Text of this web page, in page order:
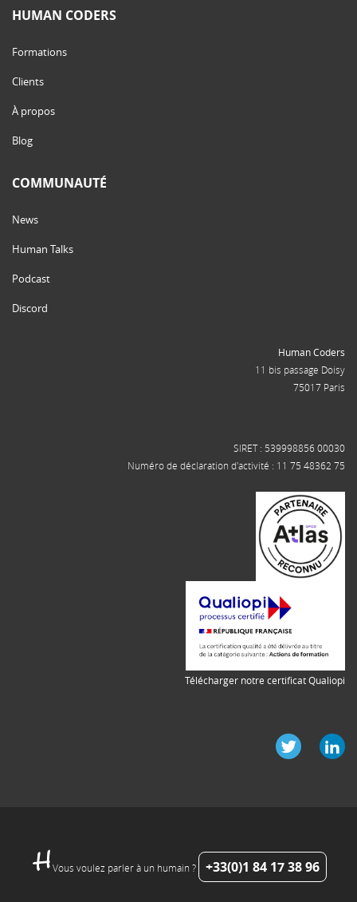
HUMAN CODERS
Formations
Clients
À propos
Blog
COMMUNAUTÉ
News
Human Talks
Podcast
Discord
Human Coders
11 bis passage Doisy
75017 Paris
SIRET : 539998856 00030
Numéro de déclaration d'activité : 11 75 48362 75
Télécharger notre certificat Qualiopi
Vous voulez parler à un humain ? +33(0)1 84 17 38 96